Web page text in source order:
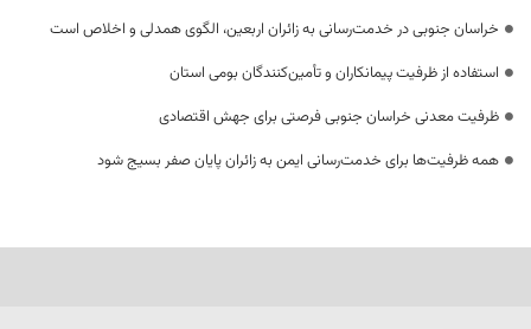
خراسان جنوبی در خدمت‌رسانی به زائران اربعین، الگوی همدلی و اخلاص است
استفاده از ظرفیت پیمانکاران و تأمین‌کنندگان بومی استان
ظرفیت معدنی خراسان جنوبی فرصتی برای جهش اقتصادی
همه ظرفیت‌ها برای خدمت‌رسانی ایمن به زائران پایان صفر بسیج شود